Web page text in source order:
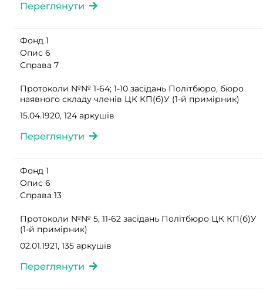
Переглянути
Фонд 1
Опис 6
Справа 7
Протоколи №№ 1-64; 1-10 засідань Політбюро, бюро
наявного складу членів ЦК КП(б)У (1-й примірник)
15.04.1920, 124 аркушів
Переглянути
Фонд 1
Опис 6
Справа 13
Протоколи №№ 5, 11-62 засідань Політбюро ЦК КП(б)У
(1-й примірник)
02.01.1921, 135 аркушів
Переглянути